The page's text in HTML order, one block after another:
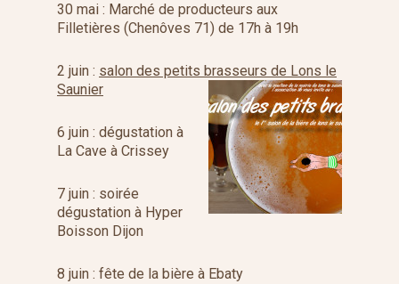
30 mai : Marché de producteurs aux
Filletières (Chenôves 71) de 17h à 19h
2 juin : salon des petits brasseurs de Lons le
Saunier
6 juin : dégustation à
La Cave à Crissey
7 juin : soirée
dégustation à Hyper
Boisson Dijon
8 juin : fête de la bière à Ebaty